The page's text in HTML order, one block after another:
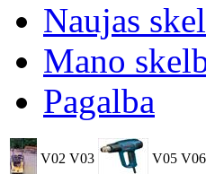
Naujas
Mano
Pagalba
V02 V03 V05 V06